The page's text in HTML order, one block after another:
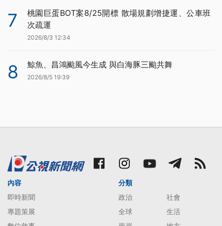
7
桃園巨蛋BOT案8/25開標 散場規劃增捷運、公車班
次疏運
2026/8/3 12:34
8 鯨魚、昌鴻颱風今生成 與白海豚三颱共舞
2026/8/5 19:39
內容
即時新聞
專題策展
分類
政治
社會
全球
生活